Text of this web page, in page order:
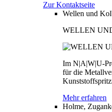
Zur Kontaktseite
Wellen und
WELLEN
Im N|A|W|U-
für die
Mehr erfahren
Holme,